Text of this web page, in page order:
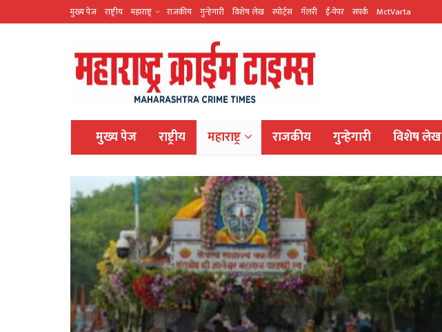
मुख्य पेज राष्ट्रीय महाराष्ट्र राजकीय गुन्हेगारी विशेष लेख स्पोर्ट्स गॅलरी ई-पेपर संपर्क MctVarta
मुख्य पेज राष्ट्रीय महाराष्ट्र राजकीय गुन्हेगारी विशेष लेख